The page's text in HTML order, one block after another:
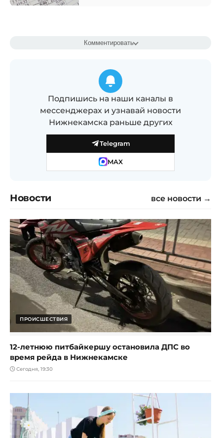
Комментировать
Подпишись на наши каналы в
мессенджерах и узнавай новости
Нижнекамска раньше других
Telegram
MAX
Новости все новости →
ПРОИСШЕСТВИЯ
12-летнюю питбайкершу остановила ДПС во
время рейда в Нижнекамске
Сегодня, 19:30